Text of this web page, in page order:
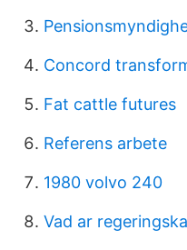
Concord
Fat cattle futures
Referens arbete
1980 volvo 240
Vad ar